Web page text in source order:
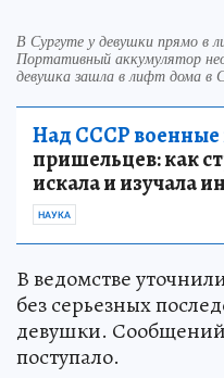
В Сургуте у девушки прямо в
Портативный аккумулятор
девушка зашла в лифт дома в
Над СССР военные
пришельцев: как
искала и изучала
НАУКА
В ведомстве
без серьезных
девушки. Сообщений
поступало.